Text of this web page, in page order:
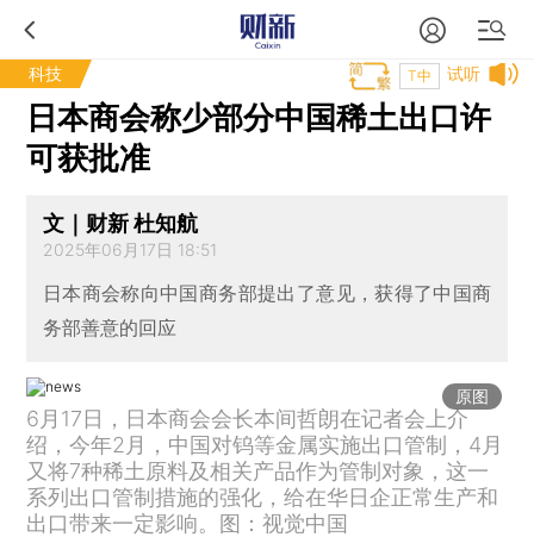
科技 试听
T中
日本商会称少部分中国稀土出口许
可获批准
文｜财新 杜知航
2025年06月17日 18:51
日本商会称向中国商务部提出了意见，获得了中国商
务部善意的回应
原图
6月17日，日本商会会长本间哲朗在记者会上介
绍，今年2月，中国对钨等金属实施出口管制，4月
又将7种稀土原料及相关产品作为管制对象，这一
系列出口管制措施的强化，给在华日企正常生产和
出口带来一定影响。图：视觉中国